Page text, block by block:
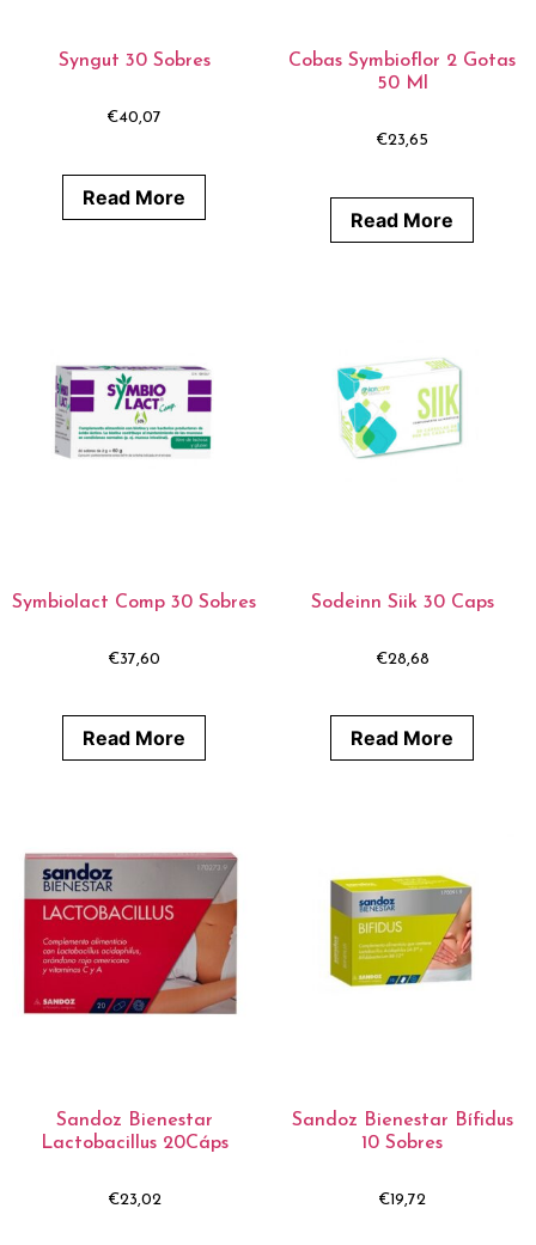
Syngut 30 Sobres
€40,07
Read More
Cobas Symbioflor 2 Gotas
50 Ml
€23,65
Read More
Symbiolact Comp 30 Sobres
€37,60
Read More
Sodeinn Siik 30 Caps
€28,68
Read More
Sandoz Bienestar
Lactobacillus 20Cáps
€23,02
Sandoz Bienestar Bífidus
10 Sobres
€19,72